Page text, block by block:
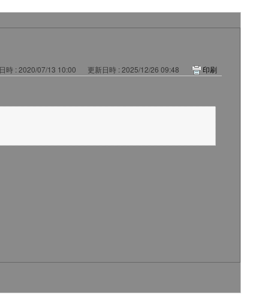
時 : 2020/07/13 10:00 更新日時 : 2025/12/26 09:48 印刷